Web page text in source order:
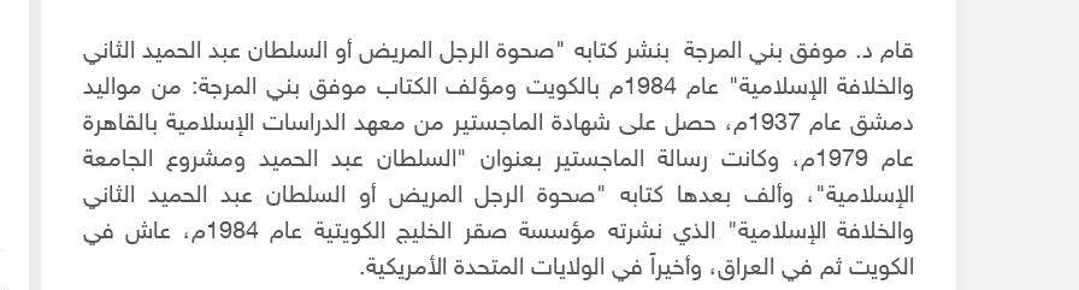
قام د. موفق بني المرجة بنشر كتابه "صحوة الرجل المريض أو السلطان عبد الحميد الثاني
والخلافة الإسلامية" عام 1984م بالكويت ومؤلف الكتاب موفق بني المرجة: من مواليد
دمشق عام 1937م، حصل على شهادة الماجستير من معهد الدراسات الإسلامية بالقاهرة
عام 1979م، وكانت رسالة الماجستير بعنوان "السلطان عبد الحميد ومشروع الجامعة
الإسلامية"، وألف بعدها كتابه "صحوة الرجل المريض أو السلطان عبد الحميد الثاني
والخلافة الإسلامية" الذي نشرته مؤسسة صقر الخليج الكويتية عام 1984م، عاش في
الكويت ثم في العراق، وأخيراً في الولايات المتحدة الأمريكية.